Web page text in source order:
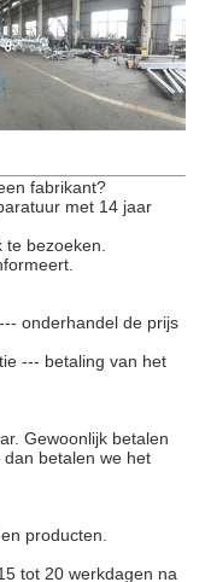
fabrikant?
met 14 jaar
bezoeken.
onderhandel de prijs
--- betaling van het
Gewoonlijk betalen
betalen we het
producten.
tot 20 werkdagen na